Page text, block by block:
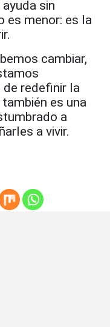
sin
es menor: es la
cambiar,
redefinir la
es una
a
a vivir.